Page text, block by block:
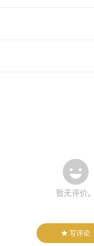
暂无评价。
写评论